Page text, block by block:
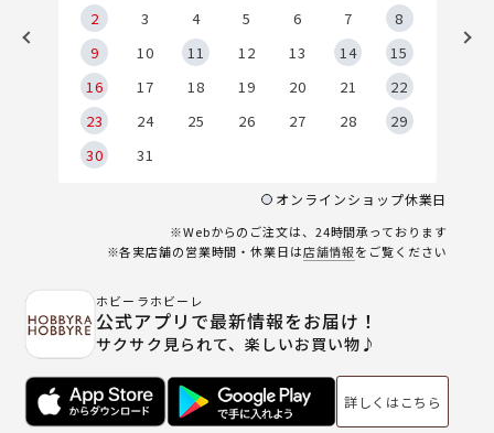
2
3 4 5 6 7
8
9
10 11 12 13 14
15
16
17 18 19 20 21
22
23
24 25 26 27 28
29
30
31
オンラインショップ休業日
※Webからのご注文は、24時間承っております
※各実店舗の営業時間・休業日は店舗情報をご覧ください
ホビーラホビーレ
公式アプリで最新情報をお届け！
サクサク見られて、楽しいお買い物♪
詳しくはこちら